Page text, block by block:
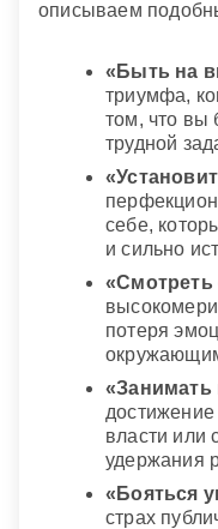
описываем
«Быть на
триумфа,
том, что вы
трудной
себе,
и сильно
«Смотреть
потеря
«Занимать
достижение
власти или
удержания
«Бояться
страх